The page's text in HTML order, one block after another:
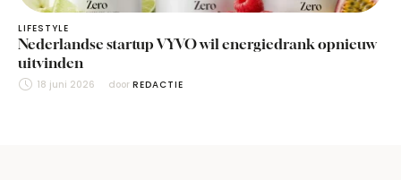
LIFESTYLE
Nederlandse startup VYVO wil energiedrank opnieuw
uitvinden
18 juni 2026 door REDACTIE